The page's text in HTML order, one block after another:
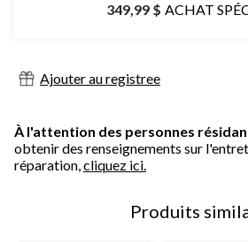
349,99 $ ACHAT
Ajouter au registree
À l'attention des personnes
obtenir des renseignements sur
réparation,cliquez ici.
Produits